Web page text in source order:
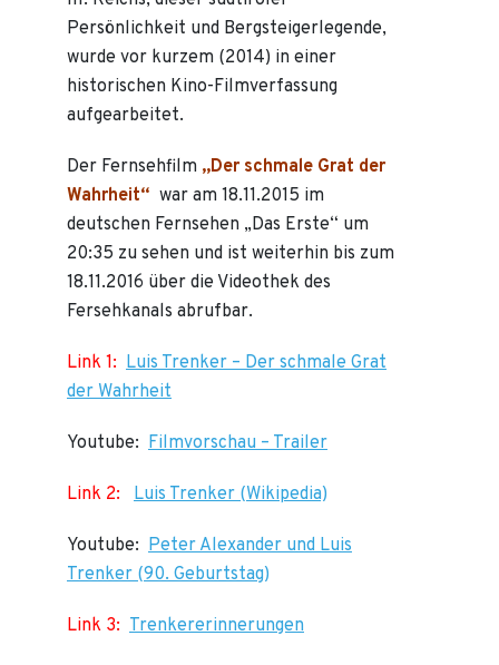
Persönlichkeit und Bergsteigerlegende,
wurde vor kurzem (2014) in einer
historischen Kino-Filmverfassung
aufgearbeitet.
Der Fernsehfilm „Der schmale Grat der
Wahrheit“ war am 18.11.2015 im
deutschen Fernsehen „Das Erste“ um
20:35 zu sehen und ist weiterhin bis zum
18.11.2016 über die Videothek des
Fersehkanals abrufbar.
Link 1: Luis Trenker – Der schmale Grat
der Wahrheit
Youtube: Filmvorschau – Trailer
Link 2: Luis Trenker (Wikipedia)
Youtube: Peter Alexander und Luis
Trenker (90. Geburtstag)
Link 3: Trenkererinnerungen